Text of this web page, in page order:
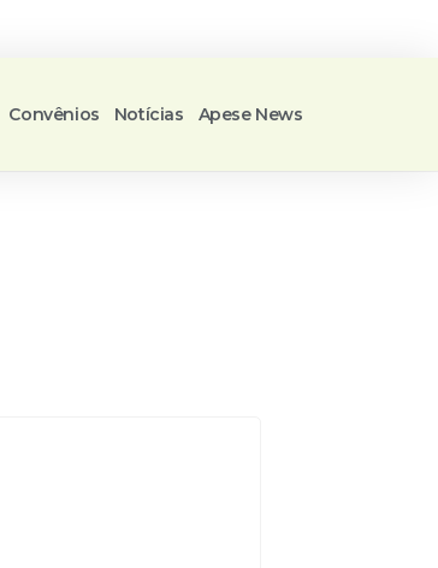
Convênios Notícias Apese News